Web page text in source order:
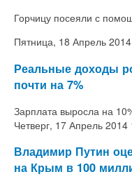
Горчицу посеяли с
Пятница, 18 Апрель
Реальные доходы
почти на 7%
Зарплата выросла на
Четверг, 17 Апрель 2014
Владимир Путин
на Крым в 100